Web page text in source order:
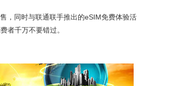
，同时与联通联手推出的eSIM免费体验活
者千万不要错过。